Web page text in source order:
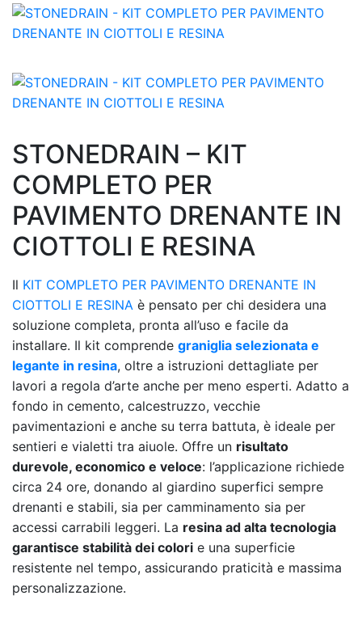
STONEDRAIN – KIT
COMPLETO PER
PAVIMENTO DRENANTE IN
CIOTTOLI E RESINA
Il KIT COMPLETO PER PAVIMENTO DRENANTE IN
CIOTTOLI E RESINA è pensato per chi desidera una
soluzione completa, pronta all’uso e facile da
installare. Il kit comprende graniglia selezionata e
legante in resina, oltre a istruzioni dettagliate per
lavori a regola d’arte anche per meno esperti. Adatto a
fondo in cemento, calcestruzzo, vecchie
pavimentazioni e anche su terra battuta, è ideale per
sentieri e vialetti tra aiuole. Offre un risultato
durevole, economico e veloce: l’applicazione richiede
circa 24 ore, donando al giardino superfici sempre
drenanti e stabili, sia per camminamento sia per
accessi carrabili leggeri. La resina ad alta tecnologia
garantisce stabilità dei colori e una superficie
resistente nel tempo, assicurando praticità e massima
personalizzazione.